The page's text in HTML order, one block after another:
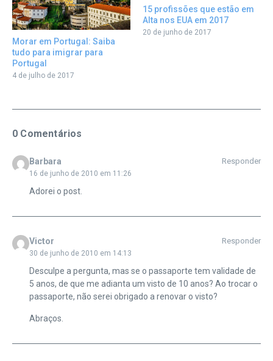
Morar em Portugal: Saiba
tudo para imigrar para
Portugal
4 de julho de 2017
15 profissões que estão em
Alta nos EUA em 2017
20 de junho de 2017
0 Comentários
Barbara
16 de junho de 2010 em 11:26
Responder
Adorei o post.
Victor
30 de junho de 2010 em 14:13
Responder
Desculpe a pergunta, mas se o passaporte tem validade de
5 anos, de que me adianta um visto de 10 anos? Ao trocar o
passaporte, não serei obrigado a renovar o visto?
Abraços.